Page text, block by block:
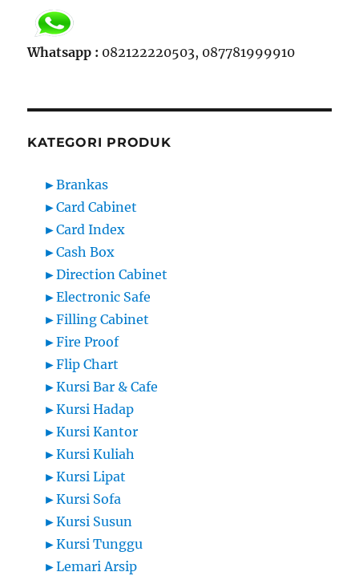
Whatsapp : 082122220503, 087781999910
KATEGORI PRODUK
►Brankas
►Card Cabinet
►Card Index
►Cash Box
►Direction Cabinet
►Electronic Safe
►Filling Cabinet
►Fire Proof
►Flip Chart
►Kursi Bar & Cafe
►Kursi Hadap
►Kursi Kantor
►Kursi Kuliah
►Kursi Lipat
►Kursi Sofa
►Kursi Susun
►Kursi Tunggu
►Lemari Arsip